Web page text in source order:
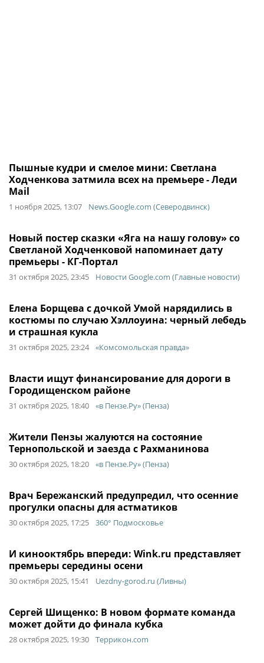
Пышные кудри и смелое мини: Светлана
Ходченкова затмила всех на премьере - Леди
Mail
1 ноября 2025, 13:07 News.Google.com (Северодвинск)
Новый постер сказки «Яга на нашу голову» со
Светланой Ходченковой напоминает дату
премьеры - КГ-Портал
31 октября 2025, 23:45 Новости Google.com (Главные новости)
Елена Борщева с дочкой Умой нарядились в
костюмы по случаю Хэллоуина: черный лебедь
и страшная кукла
31 октября 2025, 23:24 «Комсомольская правда»
Власти ищут финансирование для дороги в
Городищенском районе
31 октября 2025, 18:40 «в Пензе.Ру» (Пенза)
Жители Пензы жалуются на состояние
Тернопольской и заезда с Рахманинова
30 октября 2025, 18:20 «в Пензе.Ру» (Пенза)
Врач Бережанский предупредил, что осенние
прогулки опасны для астматиков
30 октября 2025, 17:25 360° Подмосковье
И кинооктябрь впереди: Wink.ru представляет
премьеры середины осени
30 октября 2025, 15:41 Uezdny-gorod.ru (Ливны)
Сергей Шищенко: В новом формате команда
может дойти до финала кубка
28 октября 2025, 19:30 Террикон.com